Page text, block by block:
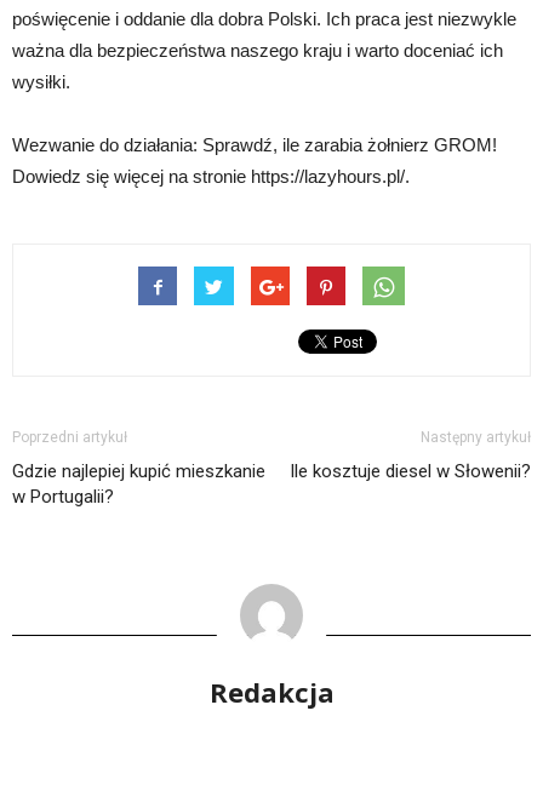
poświęcenie i oddanie dla dobra Polski. Ich praca jest niezwykle
ważna dla bezpieczeństwa naszego kraju i warto doceniać ich
wysiłki.
Wezwanie do działania: Sprawdź, ile zarabia żołnierz GROM!
Dowiedz się więcej na stronie https://lazyhours.pl/.
Poprzedni artykuł
Gdzie najlepiej kupić mieszkanie
w Portugalii?
Następny artykuł
Ile kosztuje diesel w Słowenii?
Redakcja